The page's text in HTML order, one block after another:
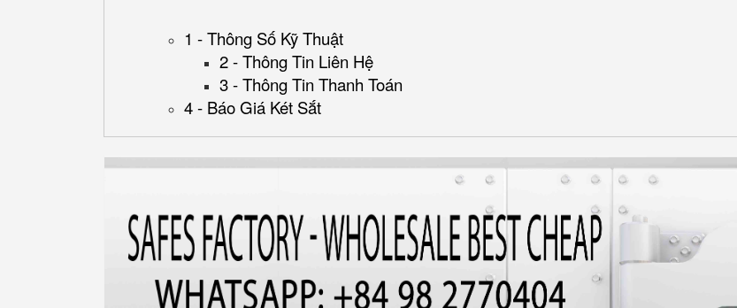
1 - Thông Số Kỹ Thuật
2 - Thông Tin Liên Hệ
3 - Thông Tin Thanh Toán
4 - Báo Giá Két Sắt